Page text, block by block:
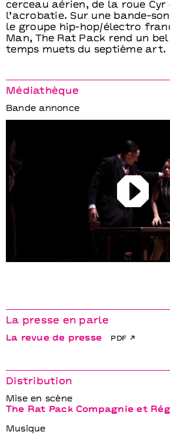
cerceau aérien, de la roue Cyr
l’acrobatie. Sur une bande-
le groupe hip-hop/électro
Man, The Rat Pack rend un
temps muets du septième art.
Médiathèque
Bande annonce
Play
La presse en parle
La revue de presse pdf
Distribution
Mise en scène
The Rat Pack Compagnie et
Musique